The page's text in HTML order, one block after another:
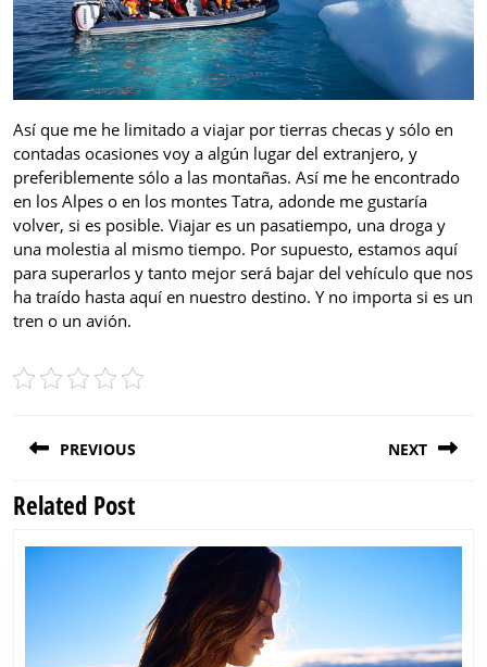
Así que me he limitado a viajar por tierras checas y sólo en
contadas ocasiones voy a algún lugar del extranjero, y
preferiblemente sólo a las montañas. Así me he encontrado
en los Alpes o en los montes Tatra, adonde me gustaría
volver, si es posible. Viajar es un pasatiempo, una droga y
una molestia al mismo tiempo. Por supuesto, estamos aquí
para superarlos y tanto mejor será bajar del vehículo que nos
ha traído hasta aquí en nuestro destino. Y no importa si es un
tren o un avión.
navigation
PREVIOUS
Previous
NEXT
Related Post